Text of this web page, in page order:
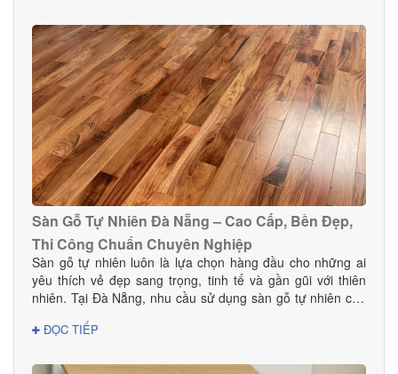
Sàn Gỗ Tự Nhiên Đà Nẵng – Cao Cấp, Bền Đẹp,
Thi Công Chuẩn Chuyên Nghiệp
Sàn gỗ tự nhiên luôn là lựa chọn hàng đầu cho những ai
yêu thích vẻ đẹp sang trọng, tinh tế và gần gũi với thiên
nhiên. Tại Đà Nẵng, nhu cầu sử dụng sàn gỗ tự nhiên cho
mạnh nhờ ưu điểm vượt trội về độ bền và tính thẩm mỹ.
tại Đà Nẵng, Danacomex là lựa chọn hoàn hảo.1. Vì sao
ĐỌC TIẾP